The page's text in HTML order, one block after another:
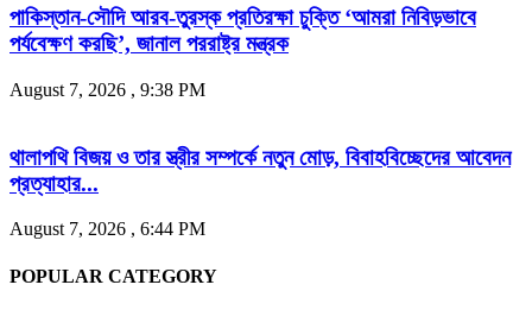
পাকিস্তান-সৌদি আরব-তুরস্ক প্রতিরক্ষা চুক্তি ‘আমরা নিবিড়ভাবে
পর্যবেক্ষণ করছি’, জানাল পররাষ্ট্র মন্ত্রক
August 7, 2026 , 9:38 PM
থালাপথি বিজয় ও তার স্ত্রীর সম্পর্কে নতুন মোড়, বিবাহবিচ্ছেদের আবেদন
প্রত্যাহার...
August 7, 2026 , 6:44 PM
POPULAR CATEGORY